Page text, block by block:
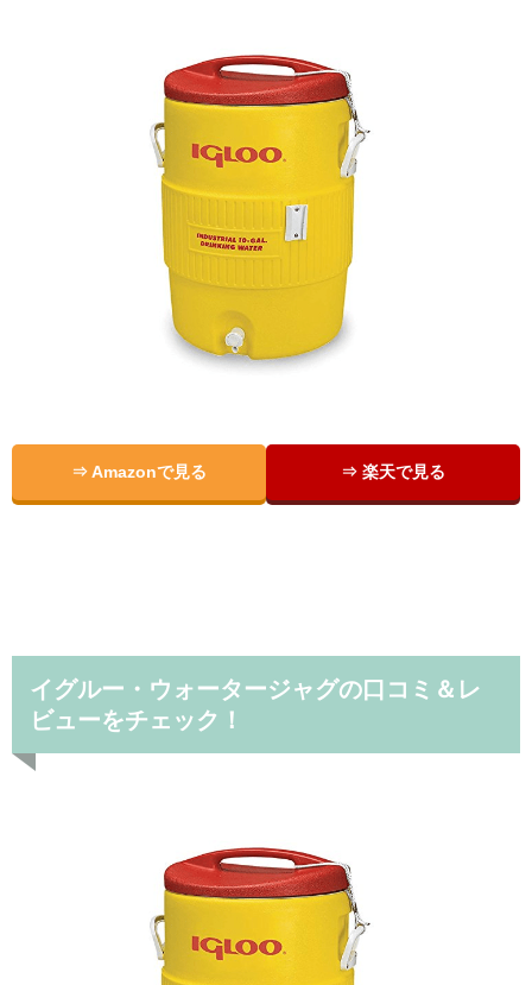
⇒ Amazonで見る ⇒ 楽天で見る
イグルー・ウォータージャグの口コミ＆レ
ビューをチェック！